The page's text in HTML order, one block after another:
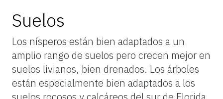
Suelos
Los nísperos están bien adaptados a un
amplio rango de suelos pero crecen mejor en
suelos livianos, bien drenados. Los árboles
están especialmente bien adaptados a los